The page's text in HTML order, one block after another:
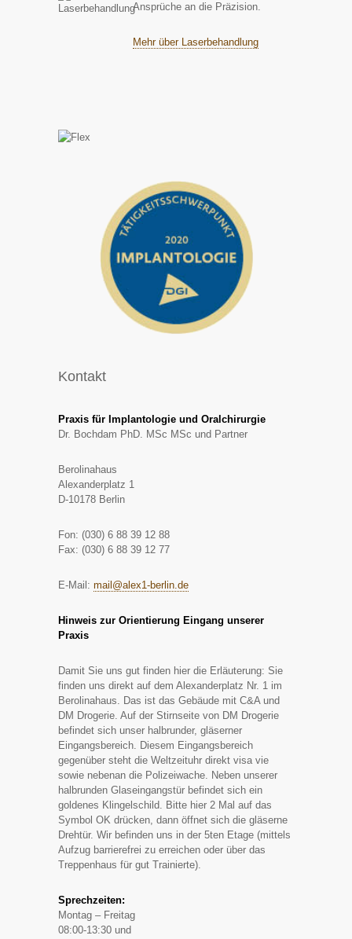
Ansprüche an die Präzision.
Mehr über Laserbehandlung
Kontakt
Praxis für Implantologie und Oralchirurgie
Dr. Bochdam PhD. MSc MSc und Partner
Berolinahaus
Alexanderplatz 1
D-10178 Berlin
Fon: (030) 6 88 39 12 88
Fax: (030) 6 88 39 12 77
E-Mail: mail@alex1-berlin.de
Hinweis zur Orientierung Eingang unserer
Praxis
Damit Sie uns gut finden hier die Erläuterung: Sie
finden uns direkt auf dem Alexanderplatz Nr. 1 im
Berolinahaus. Das ist das Gebäude mit C&A und
DM Drogerie. Auf der Stirnseite von DM Drogerie
befindet sich unser halbrunder, gläserner
Eingangsbereich. Diesem Eingangsbereich
gegenüber steht die Weltzeituhr direkt visa vie
sowie nebenan die Polizeiwache. Neben unserer
halbrunden Glaseingangstür befindet sich ein
goldenes Klingelschild. Bitte hier 2 Mal auf das
Symbol OK drücken, dann öffnet sich die gläserne
Drehtür. Wir befinden uns in der 5ten Etage (mittels
Aufzug barrierefrei zu erreichen oder über das
Treppenhaus für gut Trainierte).
Sprechzeiten:
Montag – Freitag
08:00-13:30 und